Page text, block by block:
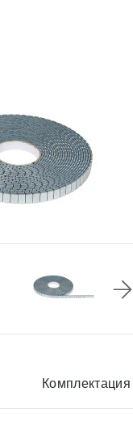
Комплектация